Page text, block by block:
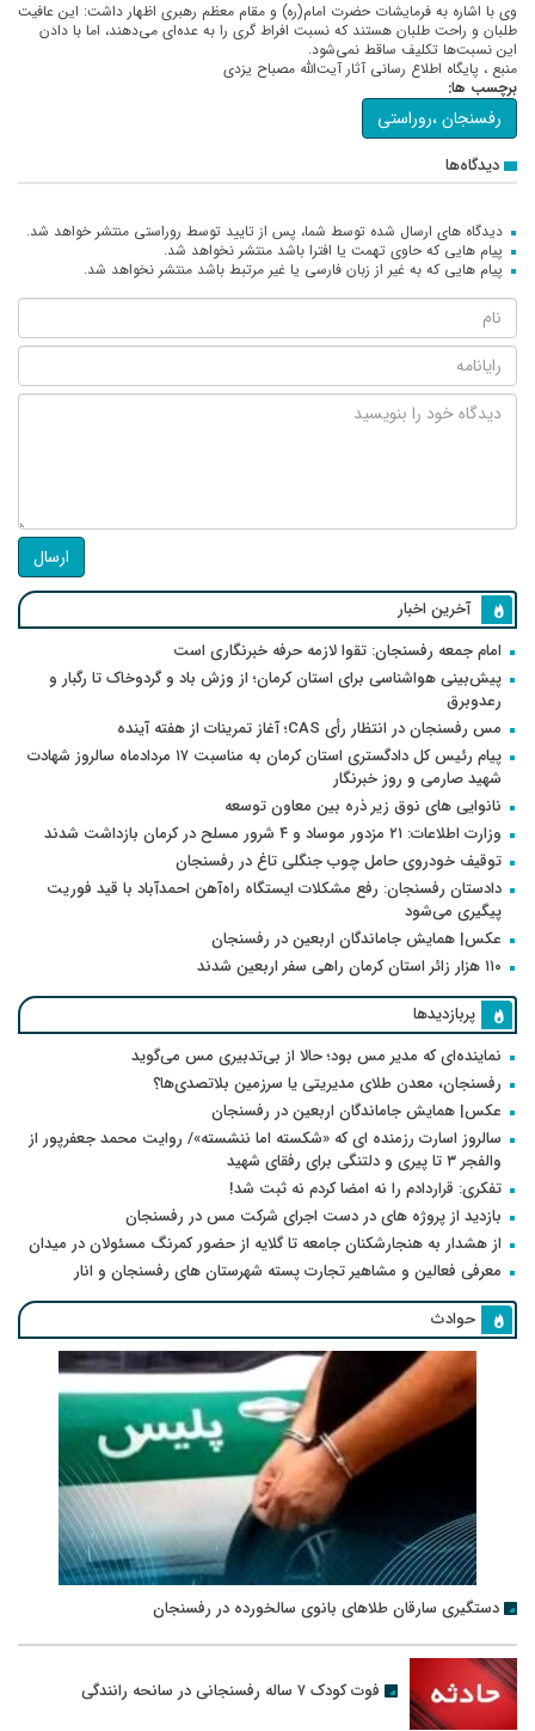
وی با اشاره به فرمایشات حضرت امام(ره) و مقام معظم رهبری اظهار داشت: این عافیت
طلبان و راحت طلبان هستند که نسبت افراط گری را به عده‌ای می‌دهند، اما با دادن
این نسبت‌ها تکلیف ساقط نمی‌شود.
منبع ، پایگاه اطلاع رسانی آثار آیت‌الله مصباح یزدی
برچسب ها:
رفسنجان ،روراستی
دیدگاه‌ها
دیدگاه های ارسال شده توسط شما، پس از تایید توسط روراستی منتشر خواهد شد.
پیام هایی که حاوی تهمت یا افترا باشد منتشر نخواهد شد.
پیام هایی که به غیر از زبان فارسی یا غیر مرتبط باشد منتشر نخواهد شد.
ارسال
آخرین اخبار
امام جمعه رفسنجان: تقوا لازمه حرفه خبرنگاری است
پیش‌بینی هواشناسی برای استان کرمان؛ از وزش باد و گردوخاک تا رگبار و
رعدوبرق
مس رفسنجان در انتظار رأی CAS؛ آغاز تمرینات از هفته آینده
پیام رئیس کل دادگستری استان کرمان به مناسبت ۱۷ مردادماه سالروز شهادت
شهید صارمی و روز خبرنگار
نانوایی های نوق زیر ذره بین معاون توسعه
وزارت اطلاعات: ۲۱ مزدور موساد و ۴ شرور مسلح در کرمان بازداشت شدند
توقیف خودروی حامل چوب جنگلی تاغ در رفسنجان
دادستان رفسنجان: رفع مشکلات ایستگاه راه‌آهن احمدآباد با قید فوریت
پیگیری می‌شود
عکس| همایش جاماندگان اربعین در رفسنجان
۱۱۰ هزار زائر استان کرمان راهی سفر اربعین شدند
پربازدیدها
نماینده‌ای که مدیر مس بود؛ حالا از بی‌تدبیری مس می‌گوید
رفسنجان، معدن طلای مدیریتی یا سرزمین بلاتصدی‌ها؟
عکس| همایش جاماندگان اربعین در رفسنجان
سالروز اسارت رزمنده ای که «شکسته اما ننشسته»/ روایت محمد جعفرپور از
والفجر ۳ تا پیری و دلتنگی برای رفقای شهید
تفکری: قراردادم را نه امضا کردم نه ثبت شد!
بازدید از پروژه های در دست اجرای شرکت مس در رفسنجان
از هشدار به هنجارشکنان جامعه تا گلایه از حضور کمرنگ مسئولان در میدان
معرفی فعالین و مشاهیر تجارت پسته شهرستان های رفسنجان و انار
حوادث
دستگیری سارقان طلاهای بانوی سالخورده در رفسنجان
فوت کودک ۷ ساله رفسنجانی در سانحه رانندگی